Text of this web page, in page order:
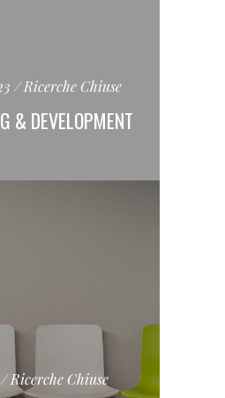
Ricerche Chiuse
& DEVELOPMENT
Ricerche Chiuse